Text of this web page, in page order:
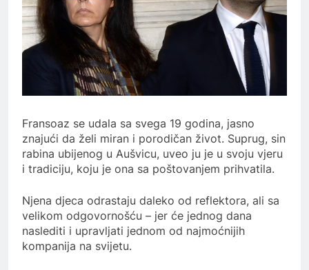
Fransoaz se udala sa svega 19 godina, jasno
znajući da želi miran i porodičan život. Suprug, sin
rabina ubijenog u Aušvicu, uveo ju je u svoju vjeru
i tradiciju, koju je ona sa poštovanjem prihvatila.
Njena djeca odrastaju daleko od reflektora, ali sa
velikom odgovornošću – jer će jednog dana
naslediti i upravljati jednom od najmoćnijih
kompanija na svijetu.